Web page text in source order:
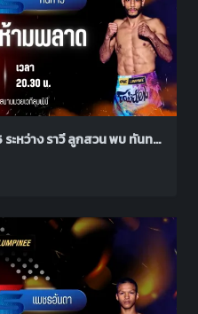
วิเคราะห์มวยศึก ONE ลุมพินี 165 ระหว่าง ราวี ลูกสวน พบ ทันทาวี อาเหม็ด ฮาเฟซ